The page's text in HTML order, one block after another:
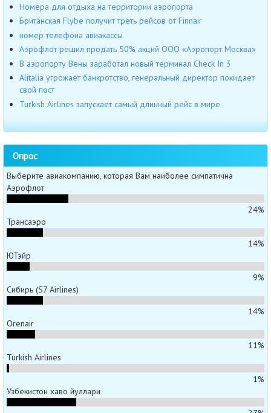
Номера для отдыха на территории аэропорта
Британская Flybe получит треть рейсов от Finnair
номер телефона авиакассы
Аэрофлот решил продать 50% акций ООО «Аэропорт Москва»
В аэропорту Вены заработал новый терминал Check In 3
Alitalia угрожает банкротство, генеральный директор покидает
свой пост
Turkish Airlines запускает самый длинный рейс в мире
Опрос
Выберите авиакомпанию, которая Вам наиболее симпатична
Аэрофлот
24%
Трансаэро
14%
ЮТэйр
9%
Сибирь (S7 Airlines)
14%
Orenair
11%
Turkish Airlines
1%
Узбекистон хаво йуллари